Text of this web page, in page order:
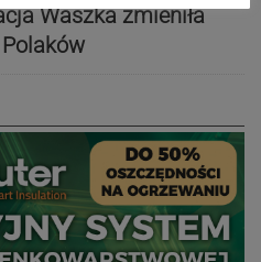
Waszka zmieniła